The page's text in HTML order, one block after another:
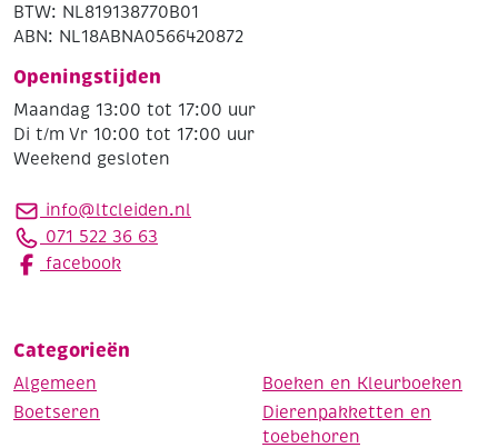
BTW: NL819138770B01
ABN: NL18ABNA0566420872
Openingstijden
Maandag 13:00 tot 17:00 uur
Di t/m Vr 10:00 tot 17:00 uur
Weekend gesloten
info@ltcleiden.nl
071 522 36 63
facebook
Categorieën
Algemeen
Boeken en Kleurboeken
Boetseren
Dierenpakketten en
toebehoren